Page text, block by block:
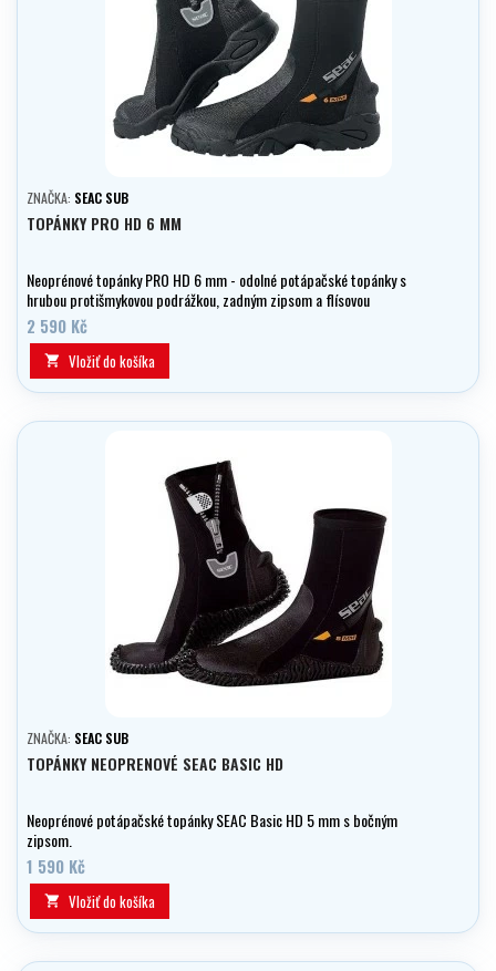
ZNAČKA: SEAC SUB
TOPÁNKY PRO HD 6 MM
Neoprénové topánky PRO HD 6 mm - odolné potápačské topánky s
hrubou protišmykovou podrážkou, zadným zipsom a flísovou
podšívkou. Ideálne do studenej vody a do mokrých oblekov.
2 590 Kč
 Vložiť do košíka
ZNAČKA: SEAC SUB
TOPÁNKY NEOPRENOVÉ SEAC BASIC HD
Neoprénové potápačské topánky SEAC Basic HD 5 mm s bočným
zipsom.
1 590 Kč
 Vložiť do košíka